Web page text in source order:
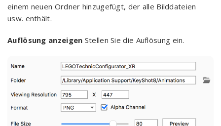
einem neuen Ordner hinzugefügt, der alle Bilddateien
usw. enthält.
Auflösung anzeigen Stellen Sie die Auflösung ein.